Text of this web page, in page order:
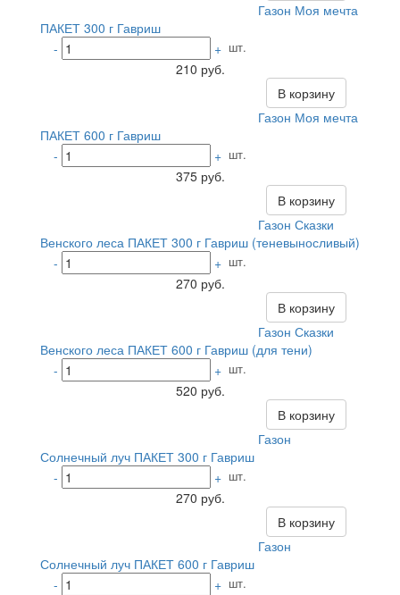
Газон Моя мечта
ПАКЕТ 300 г Гавриш
-
+ шт.
210 руб.
В корзину
Газон Моя мечта
ПАКЕТ 600 г Гавриш
-
+ шт.
375 руб.
В корзину
Газон Сказки
Венского леса ПАКЕТ 300 г Гавриш (теневыносливый)
-
+ шт.
270 руб.
В корзину
Газон Сказки
Венского леса ПАКЕТ 600 г Гавриш (для тени)
-
+ шт.
520 руб.
В корзину
Газон
Солнечный луч ПАКЕТ 300 г Гавриш
-
+ шт.
270 руб.
В корзину
Газон
Солнечный луч ПАКЕТ 600 г Гавриш
-
+ шт.